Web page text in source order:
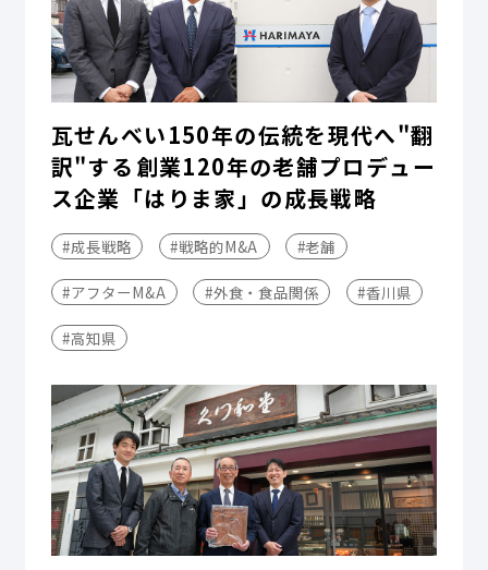
瓦せんべい150年の伝統を現代へ"翻
訳"する――創業120年の老舗プロデュー
ス企業「はりま家」の成長戦略
#成長戦略 #戦略的M&A #老舗
#アフターM&A #外食・食品関係 #香川県
#高知県